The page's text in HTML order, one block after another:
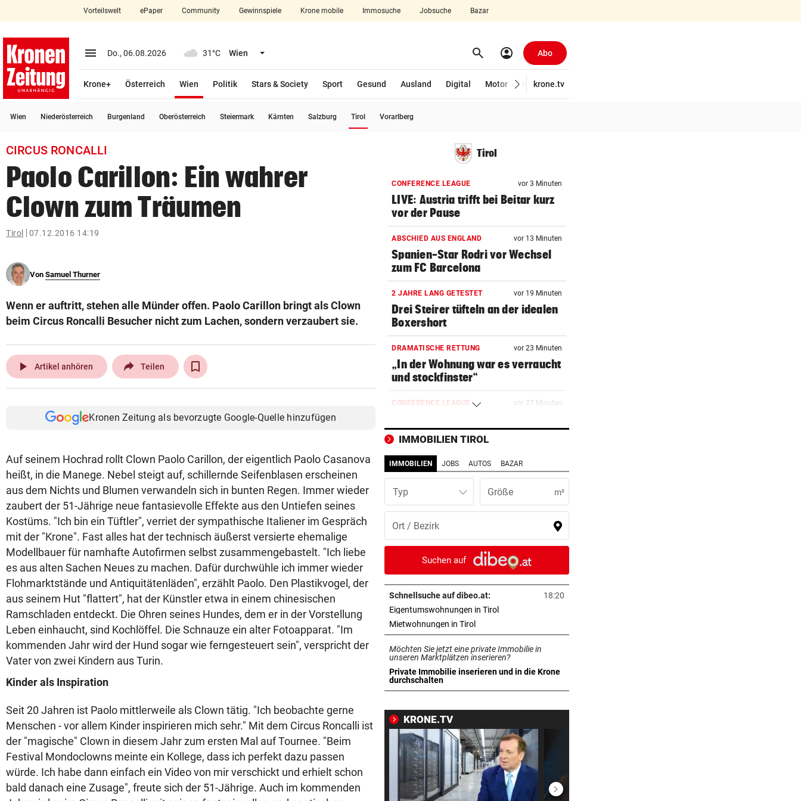
closeSchließen
account_circle Anmelden
arrow_right
bookmark
search
Suchbegriff
eingeben
© Krone Multimedia GmbH & Co KG 2026
Vorteilswelt ePaper Community Gewinnspiele Krone mobile Immosuche Jobsuche Bazar
menu Menü aufklappen
Do., 06.08.2026 31°C Wien Menü aufklappen search Suchen
account_circle Abo
Krone+ Österreich Wien
Politik
Stars & Society Sport Gesund Ausland Digital Motor Wirtschaft
krone.tv
Wien Niederösterreich Burgenland Oberösterreich Steiermark Kärnten Salzburg Tirol Vorarlberg
CIRCUS RONCALLI
Paolo Carillon: Ein wahrer
Clown zum Träumen
Tirol 07.12.2016 14:19
Von Samuel Thurner
Wenn er auftritt, stehen alle Münder offen. Paolo Carillon bringt als Clown
beim Circus Roncalli Besucher nicht zum Lachen, sondern verzaubert sie.
play_arrow Artikel anhören Teilen
Kronen Zeitung als bevorzugte Google-Quelle hinzufügen
Auf seinem Hochrad rollt Clown Paolo Carillon, der eigentlich Paolo Casanova
heißt, in die Manege. Nebel steigt auf, schillernde Seifenblasen erscheinen
aus dem Nichts und Blumen verwandeln sich in bunten Regen. Immer wieder
zaubert der 51-Jährige neue fantasievolle Effekte aus den Untiefen seines
Kostüms. "Ich bin ein Tüftler", verriet der sympathische Italiener im Gespräch
mit der "Krone". Fast alles hat der technisch äußerst versierte ehemalige
Modellbauer für namhafte Autofirmen selbst zusammengebastelt. "Ich liebe
es aus alten Sachen Neues zu machen. Dafür durchwühle ich immer wieder
Flohmarktstände und Antiquitätenläden", erzählt Paolo. Den Plastikvogel, der
aus seinem Hut "flattert", hat der Künstler etwa in einem chinesischen
Ramschladen entdeckt. Die Ohren seines Hundes, dem er in der Vorstellung
Leben einhaucht, sind Kochlöffel. Die Schnauze ein alter Fotoapparat. "Im
kommenden Jahr wird der Hund sogar wie ferngesteuert sein", verspricht der
Vater von zwei Kindern aus Turin.
Kinder als Inspiration
Seit 20 Jahren ist Paolo mittlerweile als Clown tätig. "Ich beobachte gerne
Menschen - vor allem Kinder inspirieren mich sehr." Mit dem Circus Roncalli ist
der "magische" Clown in diesem Jahr zum ersten Mal auf Tournee. "Beim
Festival Mondoclowns meinte ein Kollege, dass ich perfekt dazu passen
würde. Ich habe dann einfach ein Video von mir verschickt und erhielt schon
bald danach eine Zusage", freute sich der 51-Jährige. Auch im kommenden
Tirol
CONFERENCE LEAGUE vor 3 Minuten
LIVE: Austria trifft bei Beitar kurz
vor der Pause
ABSCHIED AUS ENGLAND vor 13 Minuten
Spanien-Star Rodri vor Wechsel
zum FC Barcelona
2 JAHRE LANG GETESTET vor 19 Minuten
Drei Steirer tüfteln an der idealen
Boxershort
DRAMATISCHE RETTUNG vor 23 Minuten
„In der Wohnung war es verraucht
und stockfinster“
CONFERENCE LEAGUE vor 27 Minuten
Rapid-Sieg in Estland
60 MILLIONEN € SCHADEN
Warten auf Hitze-Hilfen der
Regierung geht weiter
MITTEN IN HITZEWELLE vor einer Stunde
Irre! Salzburg – Pafos wegen
Sintflut unterbrochen
vor einer Stunde
Auch in der Slowakei neuer
Allzeit-Rekord
EUROPA-LEAGUE-TICKER
LIVE: Regenchaos! Salzburg –
Pafos unterbrochen
WAS FÜR EINE KLATSCHE! vor einer Stunde
TV-Star geht mit Kanzler Stocker
EINSATZ LÄUFT vor einer Stunde
Bach wurde in Pinzgauer Ort zu
reißendem Fluss
WUNDER MUSS HER vor einer Stunde
IMMOBILIEN TIROL
IMMOBILIEN JOBS AUTOS BAZAR
Typ m²
Suchen auf
Schnellsuche auf dibeo.at:
18:20
Eigentumswohnungen in Tirolin neuem Tab öffnen
Mietwohnungen in Tirolin neuem Tab öffnen
Möchten Sie jetzt eine private Immobilie in
unseren Marktplätzen inserieren?
Private Immobilie inserieren und in die Krone
durchschalten
in neuem Tab öffnen
KRONE.TV